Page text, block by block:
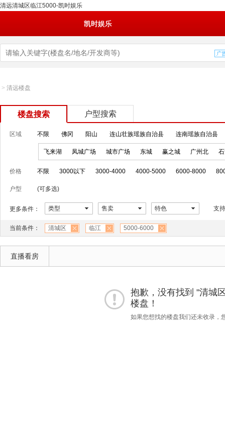
清远清城区临江5000-凯时娱乐
凯时娱乐
> 清远楼盘
楼盘搜索 户型搜索
区域 不限 佛冈 阳山 连山壮族瑶族自治县 连南瑶族自治县
飞来湖 凤城广场 城市广场 东城 赢之城 广州北
价格 不限 3000以下 3000-4000 4000-5000 6000-8000
户型 (可多选)
更多条件： 类型 售卖 特色 支
当前条件： 清城区 临江 5000-6000
直播看房
抱歉，没有找到 "清城
楼盘！
如果您想找的楼盘我们还未收录，